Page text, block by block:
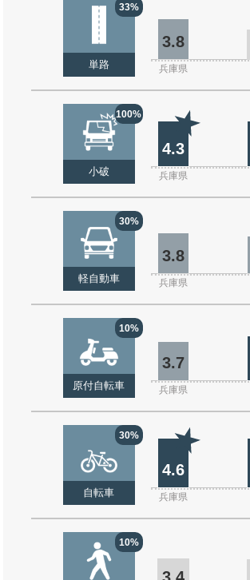
33%
単路
3.8
兵庫県
100%
小破
4.3
兵庫県
30%
軽自動車
3.8
兵庫県
10%
原付自転車
3.7
兵庫県
30%
自転車
4.6
兵庫県
10%
3.4